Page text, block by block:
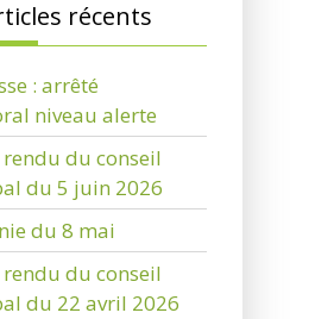
récents
: arrêté
niveau alerte
du conseil
du 5 juin 2026
du 8 mai
du conseil
du 22 avril 2026